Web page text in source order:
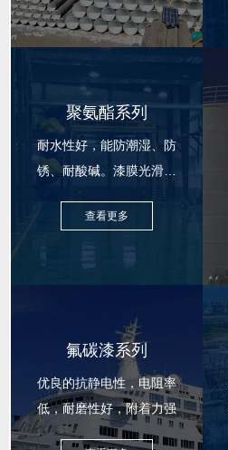
聚氨酯系列
耐水性好，能防潮湿、防
锈、耐酸碱。漆膜光滑柔
查看更多
氟碳漆系列
优良的抗静电性，电阻率
低，耐磨性好，附着力强